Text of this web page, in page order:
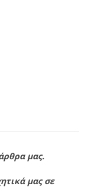
μας.
μας σε